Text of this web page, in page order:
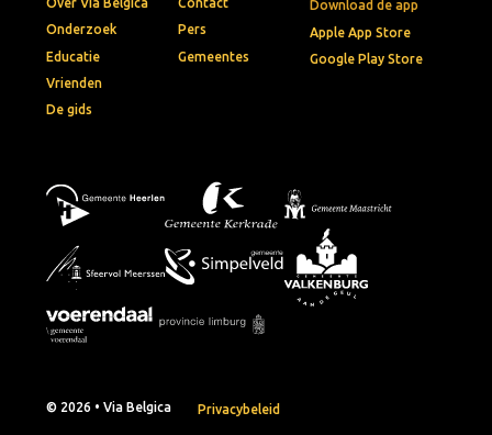
Download de app
Apple App Store
Google Play Store
Onderzoek
Educatie
Vrienden
De gids
Pers
Gemeentes
© 2026 • Via Belgica Privacybeleid